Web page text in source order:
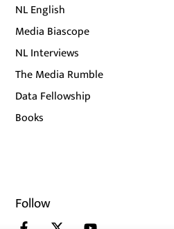
NL English
Media Biascope
NL Interviews
The Media Rumble
Data Fellowship
Books
Follow